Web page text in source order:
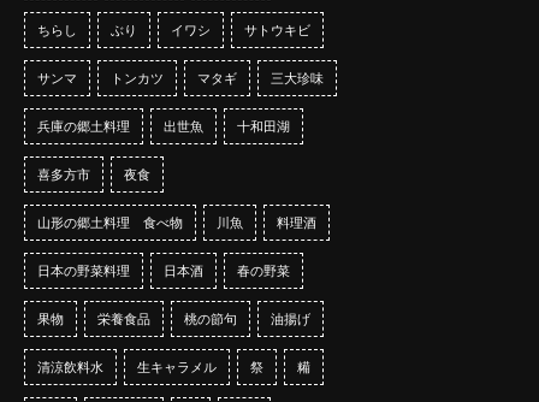
ちらし ぶり イワシ サトウキビ
サンマ トンカツ マタギ 三大珍味
兵庫の郷土料理 出世魚 十和田湖
喜多方市 夜食
山形の郷土料理 食べ物 川魚 料理酒
日本の野菜料理 日本酒 春の野菜
果物 栄養食品 桃の節句 油揚げ
清涼飲料水 生キャラメル 祭 糒